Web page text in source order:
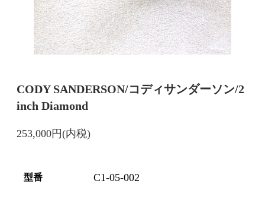
CODY SANDERSON/コディサンダーソン/2
inch Diamond
253,000円(内税)
型番 C1-05-002